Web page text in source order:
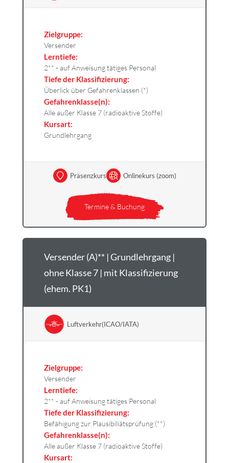
Zielgruppe:
Versender
Lerntiefe:
2** - auf Anweisung tätiges Personal
Tiefe der Klassifizierung:
Überlick über Gefahrenklassen (*)
Gefahrenklasse(n):
Alle außer Klasse 7 (radioaktive Stoffe)
Kursart:
Grundlehrgang
Termine & Buchung
Präsenzkurs Onlinekurs (zoom)
Versender (A)** | Grundlehrgang |
ohne Klasse 7 | mit Klassifizierung
(ehem. PK1)
Luftverkehr(ICAO/IATA)
Zielgruppe:
Versender
Lerntiefe:
2** - auf Anweisung tätiges Personal
Tiefe der Klassifizierung:
Befähigung zur Plausibiliätsprüfung (**)
Gefahrenklasse(n):
Alle außer Klasse 7 (radioaktive Stoffe)
Kursart: